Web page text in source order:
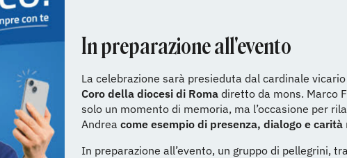
In preparazione all'evento
La celebrazione sarà presieduta dal cardinale
Coro della diocesi di Roma diretto da mons. Marco
solo un momento di memoria, ma l’occasione per
Andrea come esempio di presenza, dialogo e carità
In preparazione all’evento, un gruppo di pellegrini,